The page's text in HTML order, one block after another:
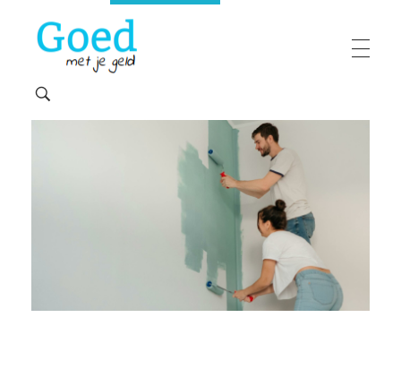
maakt 'moeilijke' financiën makkelijk